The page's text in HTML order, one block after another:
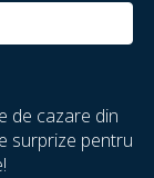
de cazare din
surprize pentru